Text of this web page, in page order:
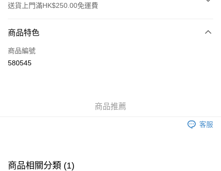
送貨上門滿HK$250.00免運費
信用卡
Apple Pay
付款後門市自取，訂單確認後2-4個工作天到店，7天內取。逾期後
商品特色
商品編號
580545
商品推薦
客服
商品相關分類 (1)